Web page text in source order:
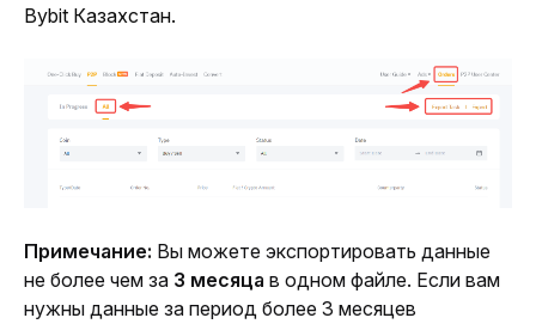
Bybit Казахстан.
Примечание: Вы можете экспортировать данные
не более чем за 3 месяца в одном файле. Если вам
нужны данные за период более 3 месяцев